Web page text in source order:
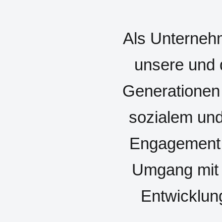
Als
unsere und
sozialem
Umgang